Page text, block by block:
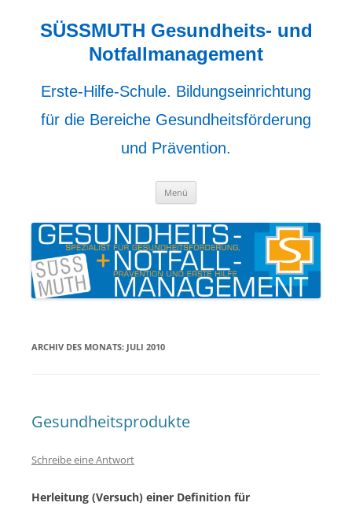
springenSÜSSMUTH Gesundheits- und
Notfallmanagement
Erste-Hilfe-Schule. Bildungseinrichtung
für die Bereiche Gesundheitsförderung
und Prävention.
Menü
ARCHIV DES MONATS: JULI 2010
Gesundheitsprodukte
Schreibe eine Antwort
Herleitung (Versuch) einer Definition für